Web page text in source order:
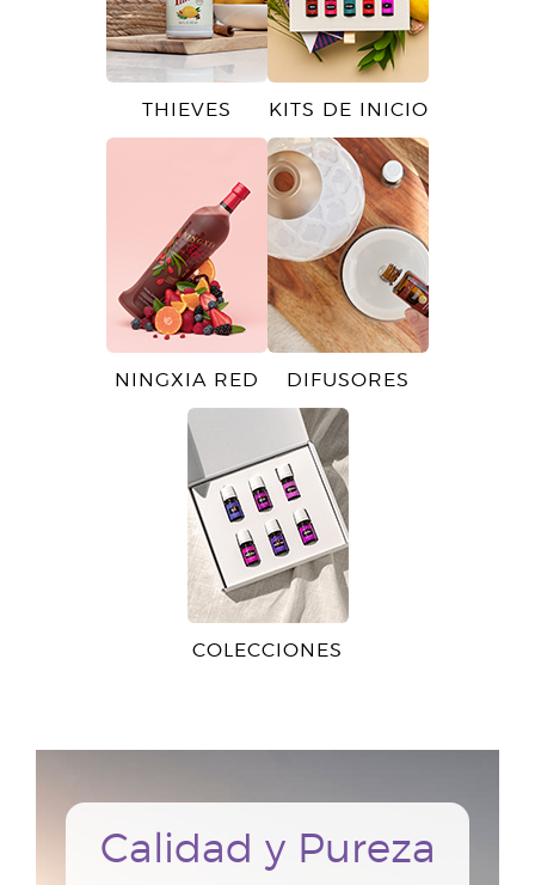
THIEVES KITS DE INICIO
NINGXIA RED DIFUSORES
COLECCIONES
Calidad y Pureza